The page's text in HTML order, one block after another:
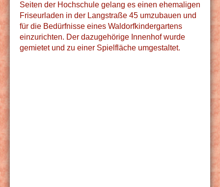
Seiten der Hochschule gelang es einen ehemaligen
Friseurladen in der Langstraße 45 umzubauen und
für die Bedürfnisse eines Waldorfkindergartens
einzurichten. Der dazugehörige Innenhof wurde
gemietet und zu einer Spielfläche umgestaltet.